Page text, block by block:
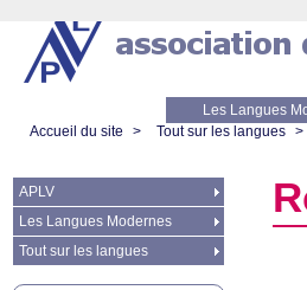
Les Langues
Accueil du site
> Tout sur les langues >
APLV
Les Langues Modernes
Tout sur les langues